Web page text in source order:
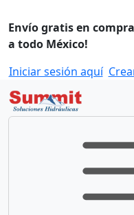
Envío gratis en
a todo México!
Iniciar sesión aquí